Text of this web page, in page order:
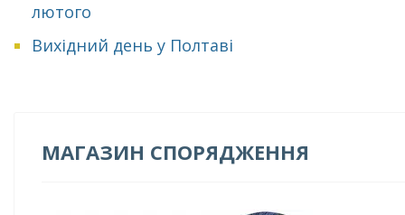
лютого
Вихідний день у Полтаві
МАГАЗИН СПОРЯДЖЕННЯ